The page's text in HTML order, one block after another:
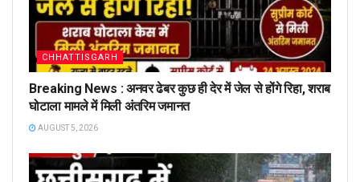
CHHATTISGARH
Breaking News : अनवर ढेबर कुछ ही देर में जेल से होंगे रिहा, शराब
घोटाला मामले में मिली अंतरिम जमानत
AUGUST 5, 2026